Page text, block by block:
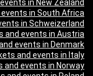
in New Zealand
in South Africa
in Schweizerland
and events in Austria
events in Denmark
and events in Italy
and events in Norway